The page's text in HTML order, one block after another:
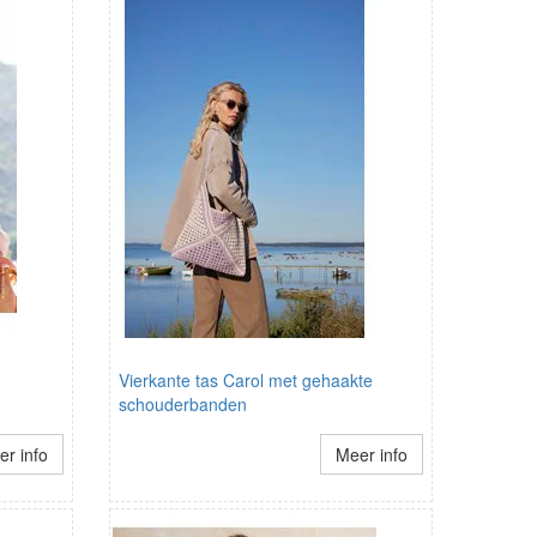
info
Vierkante tas Carol met gehaakte
schouderbanden
Meer info